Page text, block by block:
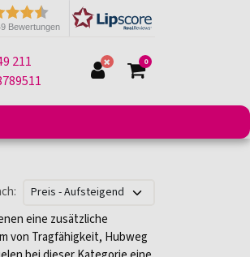
Bewertungen
211
0
eine zusätzliche
von Tragfähigkeit, Hubweg